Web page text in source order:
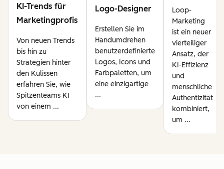
KI-Trends für
Marketingprofis
Von neuen Trends
bis hin zu
Strategien hinter
den Kulissen
erfahren Sie, wie
Spitzenteams KI
von einem ...
Logo-Designer
Erstellen Sie im
Handumdrehen
benutzerdefinierte
Logos, Icons und
Farbpaletten, um
eine einzigartige
...
Loop-
Marketing
ist ein neuer
vierteiliger
Ansatz, der
KI-Effizienz
und
menschliche
Authentizität
kombiniert,
um ...